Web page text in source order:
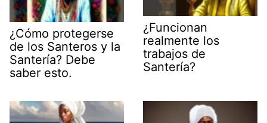
¿Cómo protegerse
de los Santeros y la
Santería? Debe
saber esto.
¿Funcionan
realmente los
trabajos de
Santería?